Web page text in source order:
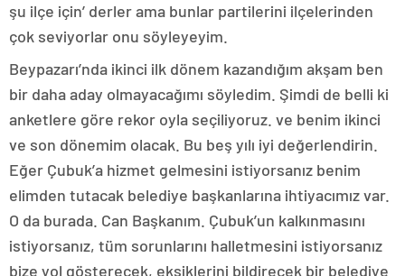
şu ilçe için’ derler ama bunlar partilerini ilçelerinden
çok seviyorlar onu söyleyeyim.
Beypazarı’nda ikinci ilk dönem kazandığım akşam ben
bir daha aday olmayacağımı söyledim. Şimdi de belli ki
anketlere göre rekor oyla seçiliyoruz. ve benim ikinci
ve son dönemim olacak. Bu beş yılı iyi değerlendirin.
Eğer Çubuk’a hizmet gelmesini istiyorsanız benim
elimden tutacak belediye başkanlarına ihtiyacımız var.
O da burada. Can Başkanım. Çubuk’un kalkınmasını
istiyorsanız, tüm sorunlarını halletmesini istiyorsanız
bize yol gösterecek, eksiklerini bildirecek bir belediye